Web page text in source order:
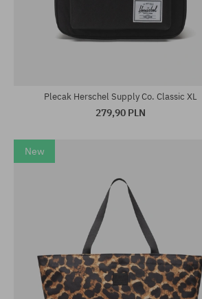
Plecak Herschel Supply Co. Classic XL
279,90 PLN
New